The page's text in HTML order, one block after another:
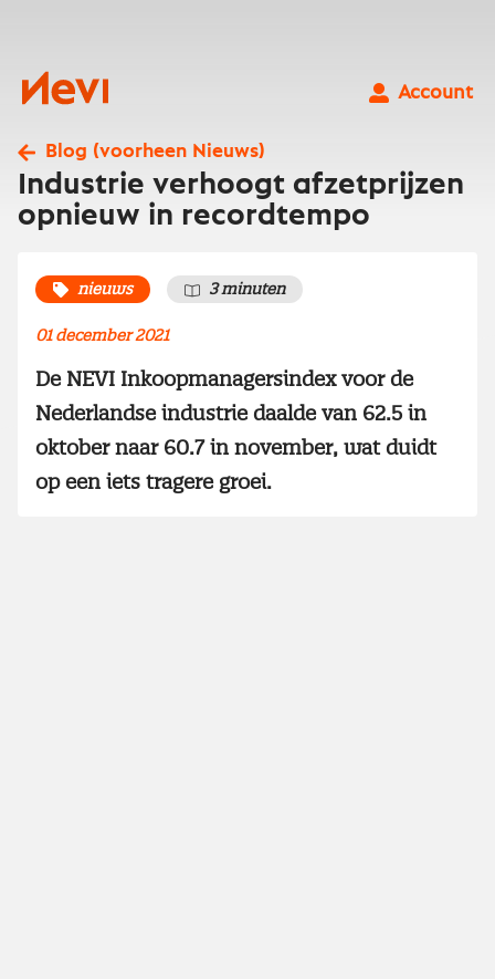
Nevi
Account
Blog (voorheen Nieuws)
Industrie verhoogt afzetprijzen
opnieuw in recordtempo
nieuws 3 minuten
01 december 2021
De NEVI Inkoopmanagersindex voor de
Nederlandse industrie daalde van 62.5 in
oktober naar 60.7 in november, wat duidt
op een iets tragere groei.